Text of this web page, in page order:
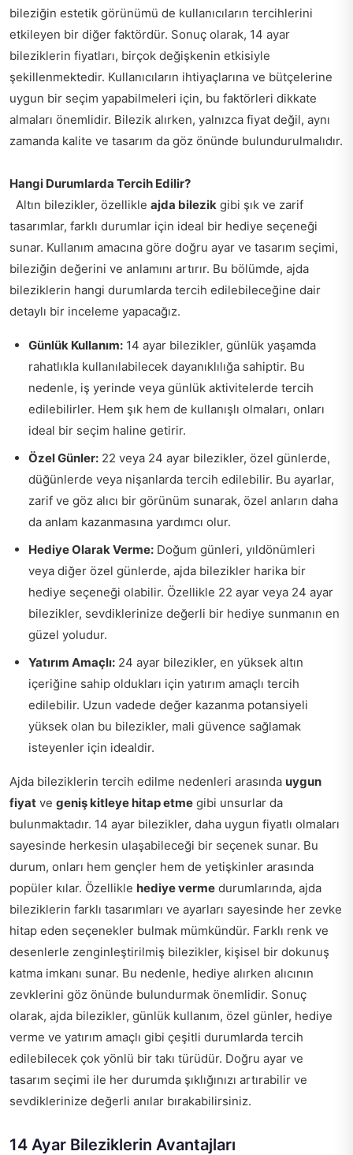
bileziğin estetik görünümü de kullanıcıların tercihlerini
etkileyen bir diğer faktördür. Sonuç olarak, 14 ayar
bileziklerin fiyatları, birçok değişkenin etkisiyle
şekillenmektedir. Kullanıcıların ihtiyaçlarına ve bütçelerine
uygun bir seçim yapabilmeleri için, bu faktörleri dikkate
almaları önemlidir. Bilezik alırken, yalnızca fiyat değil, aynı
zamanda kalite ve tasarım da göz önünde bulundurulmalıdır.
Hangi Durumlarda Tercih Edilir?
Altın bilezikler, özellikle ajda bilezik gibi şık ve zarif
tasarımlar, farklı durumlar için ideal bir hediye seçeneği
sunar. Kullanım amacına göre doğru ayar ve tasarım seçimi,
bileziğin değerini ve anlamını artırır. Bu bölümde, ajda
bileziklerin hangi durumlarda tercih edilebileceğine dair
detaylı bir inceleme yapacağız.
Günlük Kullanım: 14 ayar bilezikler, günlük yaşamda
rahatlıkla kullanılabilecek dayanıklılığa sahiptir. Bu
nedenle, iş yerinde veya günlük aktivitelerde tercih
edilebilirler. Hem şık hem de kullanışlı olmaları, onları
ideal bir seçim haline getirir.
Özel Günler: 22 veya 24 ayar bilezikler, özel günlerde,
düğünlerde veya nişanlarda tercih edilebilir. Bu ayarlar,
zarif ve göz alıcı bir görünüm sunarak, özel anların daha
da anlam kazanmasına yardımcı olur.
Hediye Olarak Verme: Doğum günleri, yıldönümleri
veya diğer özel günlerde, ajda bilezikler harika bir
hediye seçeneği olabilir. Özellikle 22 ayar veya 24 ayar
bilezikler, sevdiklerinize değerli bir hediye sunmanın en
güzel yoludur.
Yatırım Amaçlı: 24 ayar bilezikler, en yüksek altın
içeriğine sahip oldukları için yatırım amaçlı tercih
edilebilir. Uzun vadede değer kazanma potansiyeli
yüksek olan bu bilezikler, mali güvence sağlamak
isteyenler için idealdir.
Ajda bileziklerin tercih edilme nedenleri arasında uygun
fiyat ve geniş kitleye hitap etme gibi unsurlar da
bulunmaktadır. 14 ayar bilezikler, daha uygun fiyatlı olmaları
sayesinde herkesin ulaşabileceği bir seçenek sunar. Bu
durum, onları hem gençler hem de yetişkinler arasında
popüler kılar. Özellikle hediye verme durumlarında, ajda
bileziklerin farklı tasarımları ve ayarları sayesinde her zevke
hitap eden seçenekler bulmak mümkündür. Farklı renk ve
desenlerle zenginleştirilmiş bilezikler, kişisel bir dokunuş
katma imkanı sunar. Bu nedenle, hediye alırken alıcının
zevklerini göz önünde bulundurmak önemlidir. Sonuç
olarak, ajda bilezikler, günlük kullanım, özel günler, hediye
verme ve yatırım amaçlı gibi çeşitli durumlarda tercih
edilebilecek çok yönlü bir takı türüdür. Doğru ayar ve
tasarım seçimi ile her durumda şıklığınızı artırabilir ve
sevdiklerinize değerli anılar bırakabilirsiniz.
14 Ayar Bileziklerin Avantajları